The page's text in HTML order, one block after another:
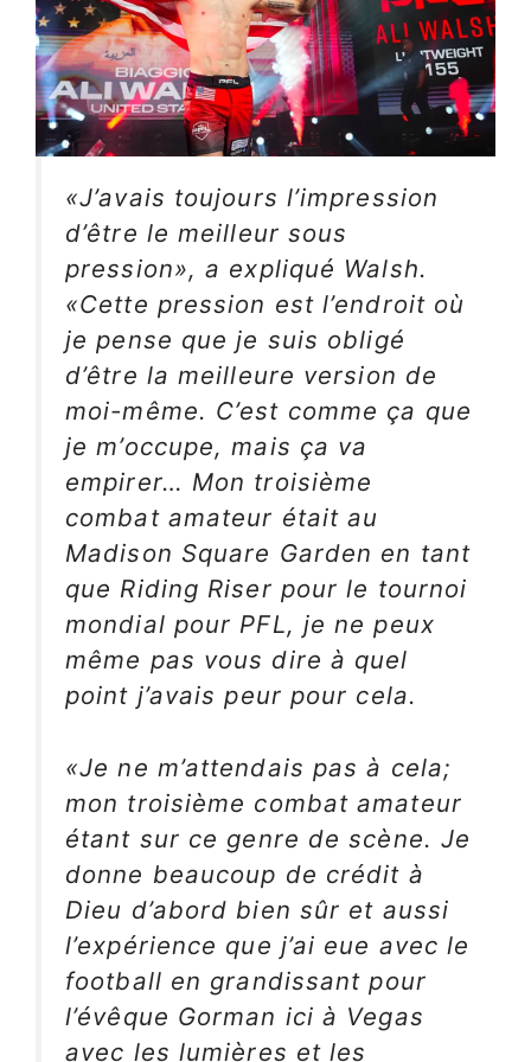
«J’avais toujours l’impression
d’être le meilleur sous
pression», a expliqué Walsh.
«Cette pression est l’endroit où
je pense que je suis obligé
d’être la meilleure version de
moi-même. C’est comme ça que
je m’occupe, mais ça va
empirer… Mon troisième
combat amateur était au
Madison Square Garden en tant
que Riding Riser pour le tournoi
mondial pour PFL, je ne peux
même pas vous dire à quel
point j’avais peur pour cela.
«Je ne m’attendais pas à cela;
mon troisième combat amateur
étant sur ce genre de scène. Je
donne beaucoup de crédit à
Dieu d’abord bien sûr et aussi
l’expérience que j’ai eue avec le
football en grandissant pour
l’évêque Gorman ici à Vegas
avec les lumières et les